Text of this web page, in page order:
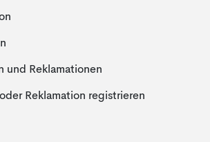
und Reklamationen
Reklamation registrieren